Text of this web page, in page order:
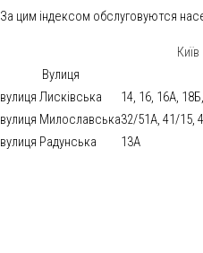
За цим індексом обслуговуются
Київ
Вулиця
вулиця Лисківська
14, 16, 16А,
вулиця Милославська32/51А, 41/15,
вулиця Радунська
13А